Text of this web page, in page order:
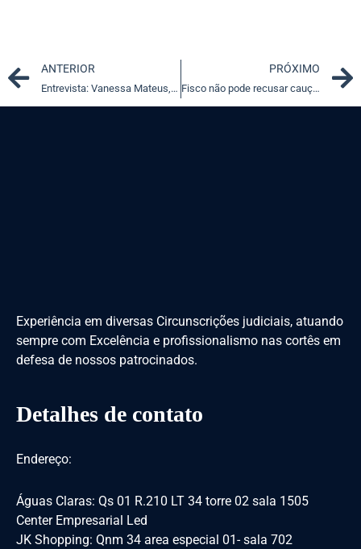
Prev
ANTERIOR
Entrevista: Vanessa Mateus, presidente eleita da Apamagis
PRÓXIMO
Fisco não pode recusar caução de imóvel que supera a dívida
Experiência em diversas Circunscrições judiciais, atuando
sempre com Excelência e profissionalismo nas cortês em
defesa de nossos patrocinados.
Detalhes de contato
Endereço:
Águas Claras: Qs 01 R.210 LT 34 torre 02 sala 1505
Center Empresarial Led
JK Shopping: Qnm 34 area especial 01- sala 702